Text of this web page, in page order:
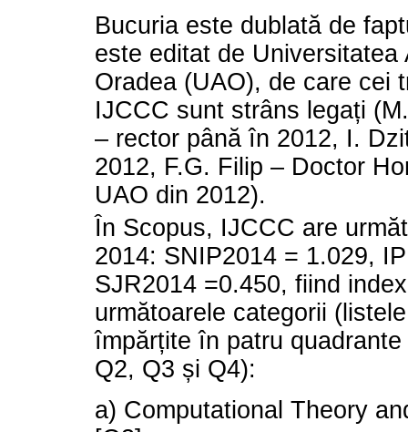
Bucuria este dublată de
este editat de Universitatea
Oradea (UAO), de care cei
IJCCC sunt strâns legați
– rector până în 2012, I.
2012, F.G. Filip – Doctor
UAO din 2012).
În Scopus, IJCCC are
2014: SNIP2014 = 1.029,
SJR2014 =0.450, fiind
următoarele categorii
împărțite în patru
Q2, Q3 și Q4):
a) Computational Theory